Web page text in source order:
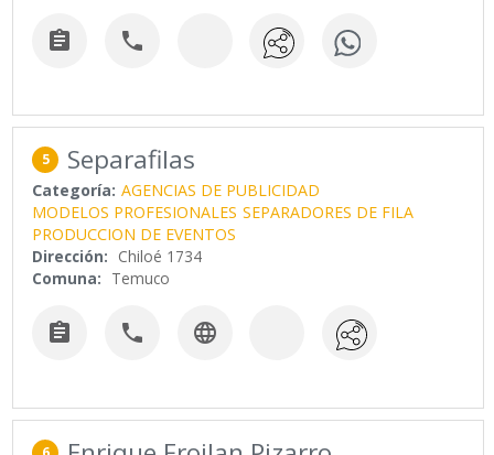
 
5 Separafilas
Categoría: AGENCIAS DE PUBLICIDAD
MODELOS PROFESIONALES SEPARADORES DE FILA
PRODUCCION DE EVENTOS
Dirección: Chiloé 1734
Comuna: Temuco
  